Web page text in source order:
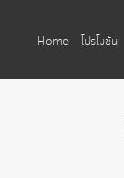
Home
โปรโมชั่น